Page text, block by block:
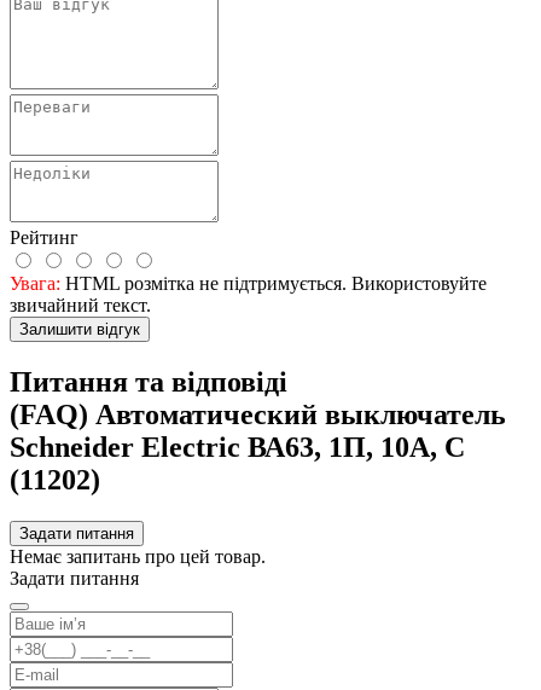
Рейтинг
Увага: HTML розмітка не підтримується. Використовуйте
звичайний текст.
Залишити відгук
Питання та відповіді
(FAQ) Автоматический выключатель
Schneider Electric ВА63, 1П, 10A, C
(11202)
Задати питання
Немає запитань про цей товар.
Задати питання